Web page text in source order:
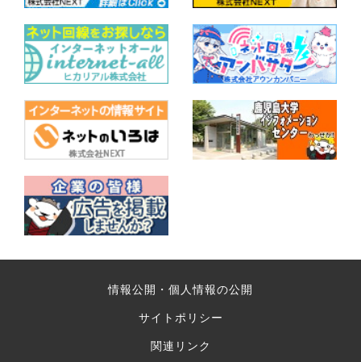
情報公開・個人情報の公開
サイトポリシー
関連リンク